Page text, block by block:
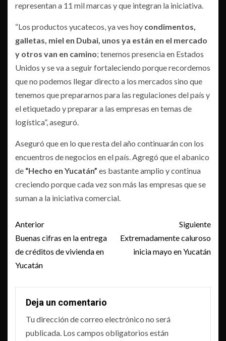
representan a 11 mil marcas y que integran la iniciativa.
“Los productos yucatecos, ya ves hoy condimentos,
galletas, miel en Dubai, unos ya están en el mercado
y otros van en camino; tenemos presencia en Estados
Unidos y se va a seguir fortaleciendo porque recordemos
que no podemos llegar directo a los mercados sino que
tenemos que prepararnos para las regulaciones del país y
el etiquetado y preparar a las empresas en temas de
logística”, aseguró.
Aseguró que en lo que resta del año continuarán con los
encuentros de negocios en el país. Agregó que el abanico
de “Hecho en Yucatán” es bastante amplio y continua
creciendo porque cada vez son más las empresas que se
suman a la iniciativa comercial.
Post
navigation
Anterior
Buenas cifras en la entrega
de créditos de vivienda en
Yucatán
Siguiente
Extremadamente caluroso
inicia mayo en Yucatán
Deja un comentario
Tu dirección de correo electrónico no será
publicada. Los campos obligatorios están